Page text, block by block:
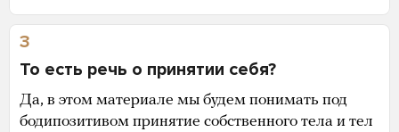
3
То есть речь о принятии себя?
Да, в этом материале мы будем понимать под
бодипозитивом принятие собственного тела и тел